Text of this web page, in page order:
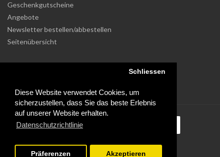
Diese Website verwendet Cookies, um
sicherzustellen, dass Sie das beste Erlebnis
auf unserer Website erhalten.
Datenschutzrichtlinie
Schliessen
Präferenzen Akzeptieren
Geschenkgutscheine
Angebote
Newsletter bestellen/abbestellen
Seitenübersicht
Powered by Dupuis Informatique